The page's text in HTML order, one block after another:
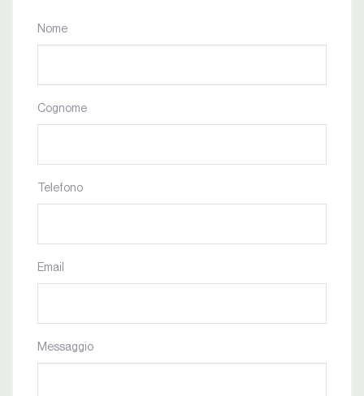
Nome
Cognome
Telefono
Email
Messaggio